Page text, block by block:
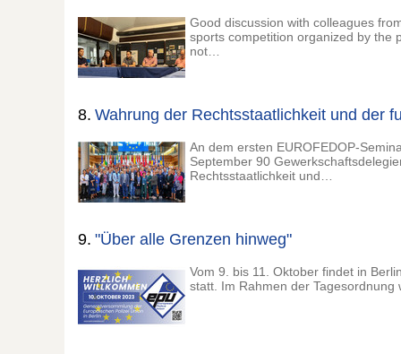
Good discussion with colleagues
sports competition organized by the
not…
8. Wahrung der Rechtsstaatlichkeit und der
An dem ersten EUROFEDOP-
September 90
Rechtsstaatlichkeit und…
9. "Über alle Grenzen hinweg"
Vom 9. bis 11. Oktober findet in
statt. Im Rahmen der